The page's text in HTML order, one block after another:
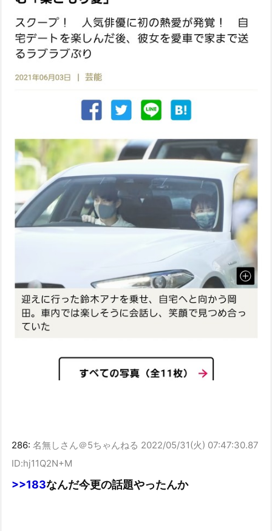
286: 名無しさん＠5ちゃんねる 2022/05/31(火) 07:47:30.87
ID:hj11Q2N+M
>>183なんだ今更の話題やったんか